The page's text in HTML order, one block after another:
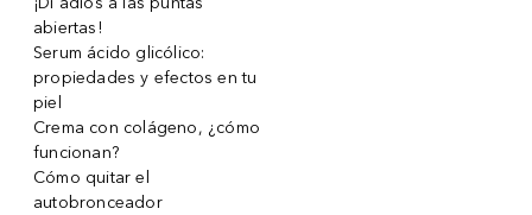
abiertas!
Serum ácido glicólico:
propiedades y efectos en tu
piel
Crema con colágeno, ¿cómo
funcionan?
Cómo quitar el
autobronceador